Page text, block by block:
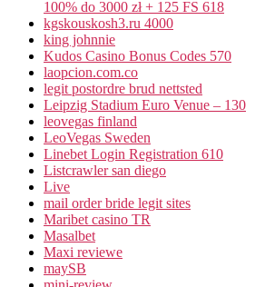
100% do 3000 zł + 125 FS 618
kgskouskosh3.ru 4000
king johnnie
Kudos Casino Bonus Codes 570
laopcion.com.co
legit postordre brud nettsted
Leipzig Stadium Euro Venue – 130
leovegas finland
LeoVegas Sweden
Linebet Login Registration 610
Listcrawler san diego
Live
mail order bride legit sites
Maribet casino TR
Masalbet
Maxi reviewe
maySB